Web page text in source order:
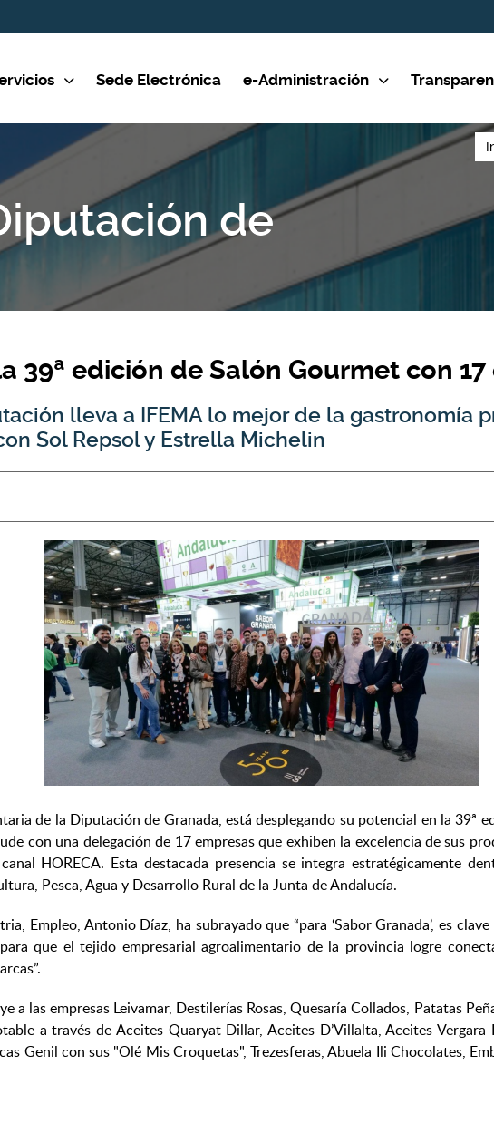
Sede Electrónica e-Administración
de
39ª edición de Salón Gourmet con
lleva a IFEMA lo mejor de la gastronomía
Sol Repsol y Estrella Michelin
de la Diputación de Granada, está desplegando su potencial en la
con una delegación de 17 empresas que exhiben la excelencia de sus
HORECA. Esta destacada presencia se integra estratégicamente
Pesca, Agua y Desarrollo Rural de la Junta de Andalucía.
Empleo, Antonio Díaz, ha subrayado que “para ‘Sabor Granada’, es
que el tejido empresarial agroalimentario de la provincia logre
a las empresas Leivamar, Destilerías Rosas, Quesaría Collados, Patatas
a través de Aceites Quaryat Dillar, Aceites D’Villalta, Aceites
Genil con sus "Olé Mis Croquetas", Trezesferas, Abuela Ili Chocolates,